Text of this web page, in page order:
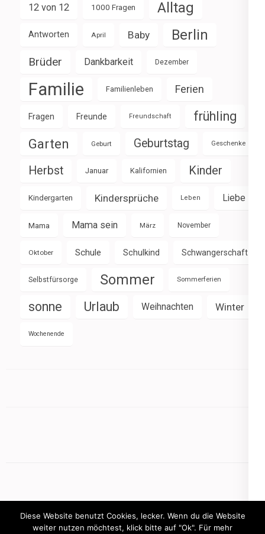
12 von 12 1000 Fragen Alltag
Antworten April Baby Berlin
Brüder Dankbarkeit Dezember
Familie Familienleben Ferien
Fragen Freunde Freundschaft frühling
Garten Geburt Geburtstag Geschenke
Herbst Januar Kalifornien Kinder
Kindergarten Kindersprüche Leben Liebe
Mama Mama sein März November
Oktober Schule Schulkind Schwangerschaft
Selbstfürsorge Sommer Sommerferien
sonne Urlaub Weihnachten Winter
Wochenende
Diese Website benutzt Cookies, lecker. Wenn du die Website
weiter nutzen möchtest, klick bitte auf "Ok". Für mehr